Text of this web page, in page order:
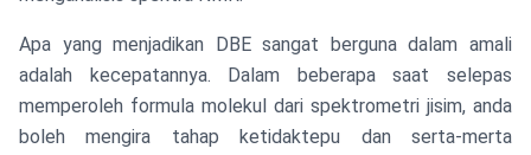
Apa yang menjadikan DBE sangat berguna dalam amali
adalah kecepatannya. Dalam beberapa saat selepas
memperoleh formula molekul dari spektrometri jisim, anda
boleh mengira tahap ketidaktepu dan serta-merta